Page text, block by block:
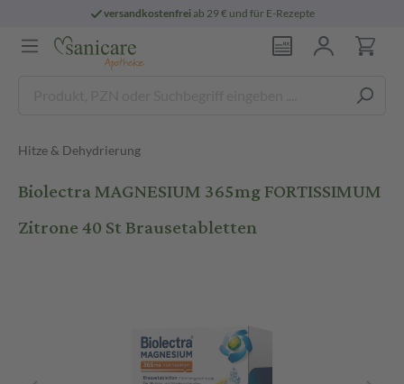
versandkostenfreiab 29 € und für E-Rezepte
Hitze & Dehydrierung
Biolectra MAGNESIUM 365mg FORTISSIMUM
Zitrone 40 St Brausetabletten